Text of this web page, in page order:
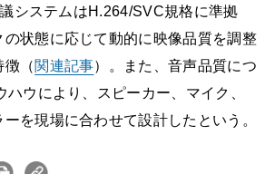
システムはH.264/SVC規格に準拠
の状態に応じて動的に映像品質を調整
徴（関連記事）。また、音声品質につ
ハウにより、スピーカー、マイク、
を現場に合わせて設計したという。